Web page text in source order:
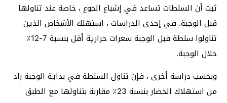
ثبت أن السلطات تساعد في إشباع الجوع ، خاصة عند تناولها
قبل الوجبة. في إحدى الدراسات ، استهلك الأشخاص الذين
تناولوا سلطة قبل الوجبة سعرات حرارية أقل بنسبة 7-12٪
خلال الوجبة.
وبحسب دراسة أخرى ، فإن تناول السلطة في بداية الوجبة زاد
من استهلاك الخضار بنسبة 23٪ مقارنة بتناولها مع الطبق